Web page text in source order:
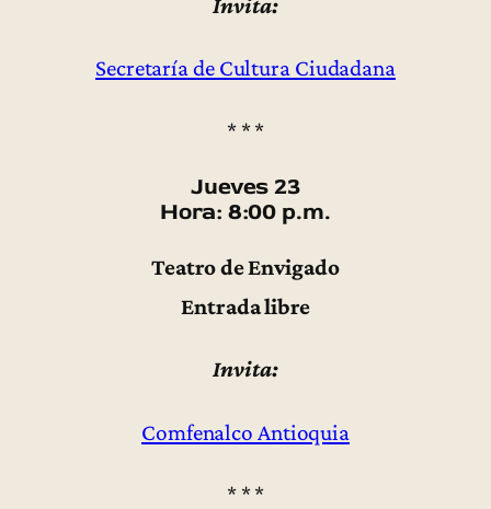
Invita:
Secretaría de Cultura Ciudadana
* * *
Jueves 23
Hora: 8:00 p.m.
Teatro de Envigado
Entrada libre
Invita:
Comfenalco Antioquia
* * *